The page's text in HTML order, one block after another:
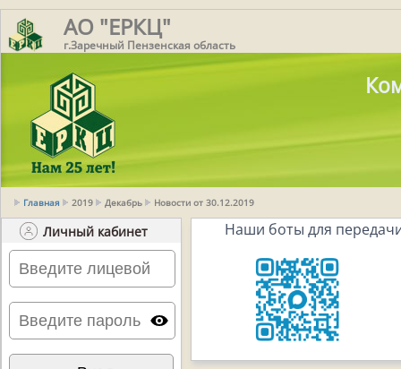
АО "ЕРКЦ"
г.Заречный Пензенская область
Главная 2019 Декабрь Новости от 30.12.2019
Личный кабинет Наши боты для